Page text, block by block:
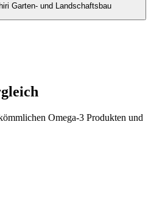
Garten- und Landschaftsbau
Omega-3 Produkten und